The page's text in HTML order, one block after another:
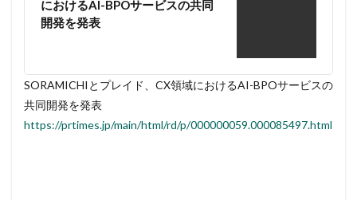
におけるAI-BPOサービスの共同
開発を発表
SORAMICHIとプレイド、CX領域におけるAI-BPOサービスの
共同開発を発表
https://prtimes.jp/main/html/rd/p/000000059.000085497.html